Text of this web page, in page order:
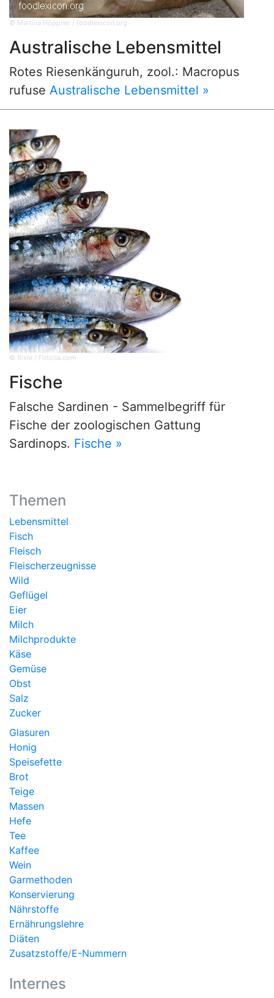
© Martina Höppner / foodlexicon.org
Australische Lebensmittel
Rotes Riesenkänguruh, zool.: Macropus
rufuse Australische Lebensmittel »
© Rixie / Fotolia.com
Fische
Falsche Sardinen - Sammelbegriff für
Fische der zoologischen Gattung
Sardinops. Fische »
Themen
Lebensmittel
Fisch
Fleisch
Fleischerzeugnisse
Wild
Geflügel
Eier
Milch
Milchprodukte
Käse
Gemüse
Obst
Salz
Zucker
Glasuren
Honig
Speisefette
Brot
Teige
Massen
Hefe
Tee
Kaffee
Wein
Garmethoden
Konservierung
Nährstoffe
Ernährungslehre
Diäten
Zusatzstoffe/E-Nummern
Internes